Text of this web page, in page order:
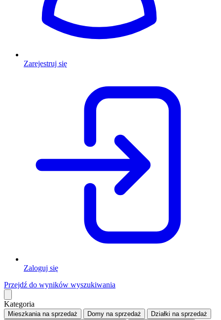
Zarejestruj się
Zaloguj się
Przejdź do wyników wyszukiwania
Kategoria
Mieszkaniana sprzedaż Domy na sprzedaż Działki na sprzedaż